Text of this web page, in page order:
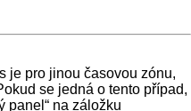
je pro jinou časovou zónu,
se jedná o tento případ,
panel“ na záložku